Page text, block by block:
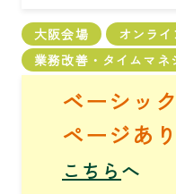
大阪会場
オンライ
業務改善・タイムマネ
ベーシッ
ページあり
こちら へ